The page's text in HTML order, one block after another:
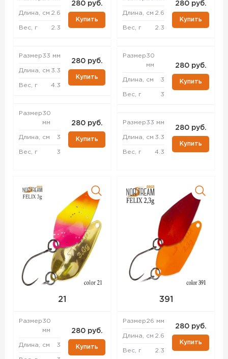
Длина, см 2.6
Вес, г 2.3
280 руб.
Купить
Размер33 мм
Длина, см 3.3
Вес, г 4.3
280 руб.
Купить
Размер30
мм
Длина, см 3
Вес, г 3
280 руб.
Купить
Длина, см 2.6
Вес, г 2.3
280 руб.
Купить
Размер30
мм
Длина, см 3
Вес, г 3
280 руб.
Купить
Размер33 мм
Длина, см 3.3
Вес, г 4.3
280 руб.
Купить
21
Размер30
мм
Длина, см 3
280 руб.
Купить
391
Размер26 мм
Длина, см 2.6
Вес, г 2.3
280 руб.
Купить